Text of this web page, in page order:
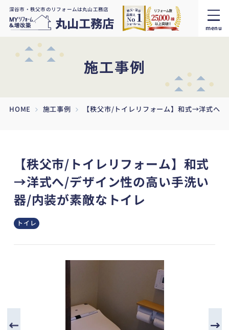
深谷市・秩父市のリフォームは丸山工務店
menu
施工事例
HOME 施工事例 【秩父市/トイレリフォーム】和式→洋式へ/
【秩父市/トイレリフォーム】和式
→洋式へ/デザイン性の高い手洗い
器/内装が素敵なトイレ
トイレ